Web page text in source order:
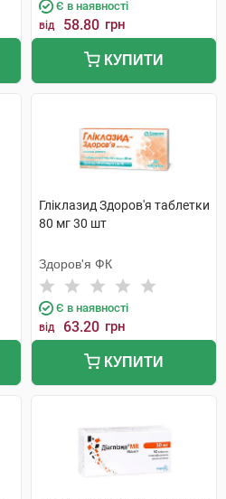
Є в наявності
від 58.80 грн
КУПИТИ
Гліклазид Здоров'я таблетки
80 мг 30 шт
Здоров'я ФК
Є в наявності
від 63.20 грн
КУПИТИ